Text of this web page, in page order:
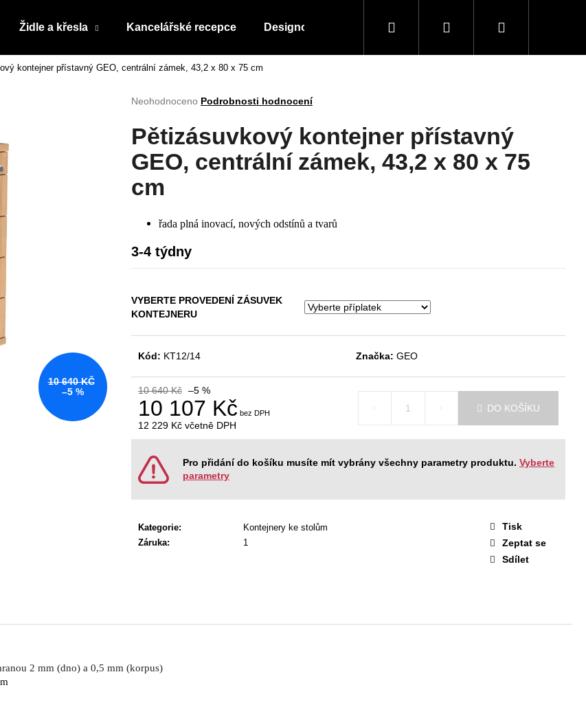
Židle a křesla Kancelářské recepce Designové kousky Doplňky a vybavení
Hledat PřihlášeníNákupní
kontejner přístavný GEO, centrální zámek, 43,2 x 80 x 75 cm
Průměrné
produktu
je
0,0
z
hvězdiček.
Neohodnoceno Podrobnosti hodnocení
Pětizásuvkový kontejner přístavný
GEO, centrální zámek, 43,2 x 80 x 75
cm
řada plná inovací, nových odstínů a tvarů
3-4 týdny
VYBERTE PROVEDENÍ ZÁSUVEK
KONTEJNERU
Kód: KT12/14 Značka: GEO
10 640 Kč –5 %
10 107 Kč
12 229 Kč včetně DPH
Měrná
DO KOŠÍKU
Pro přidání do košíku musíte mít vybrány všechny parametry produktu. Vyberte
parametry
Kategorie:
Kontejnery ke stolům
Záruka: 1
Tisk
Zeptat se
Sdílet
10 640 KČ
–5 %
2 mm (dno) a 0,5 mm (korpus)
potřebujete najít?
HLEDAT
ŽIDLE GAME ŠÉF
NÁBYTKOVÁ SESTAVA EASY 1